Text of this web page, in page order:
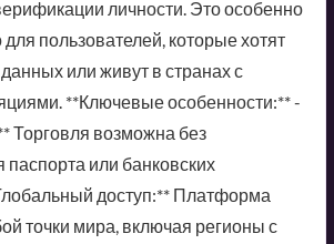
личности. Это особенно
пользователей, которые хотят
или живут в странах с
**Ключевые особенности:** -
Торговля возможна без
паспорта или банковских
доступ:** Платформа
точки мира, включая регионы с